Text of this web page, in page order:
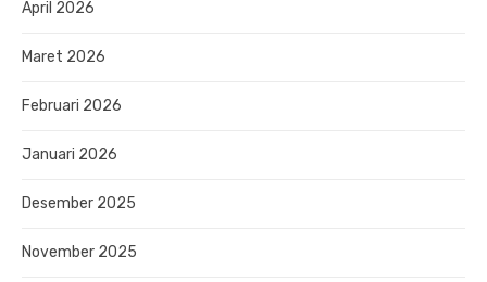
April 2026
Maret 2026
Februari 2026
Januari 2026
Desember 2025
November 2025